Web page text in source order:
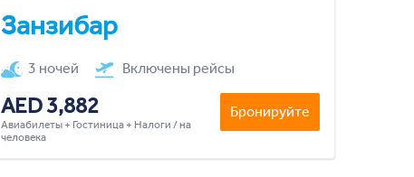
Занзибар
3 ночей Включены рейсы
AED 3,882
Авиабилеты + Гостиница + Налоги / на
человека
Бронируйте